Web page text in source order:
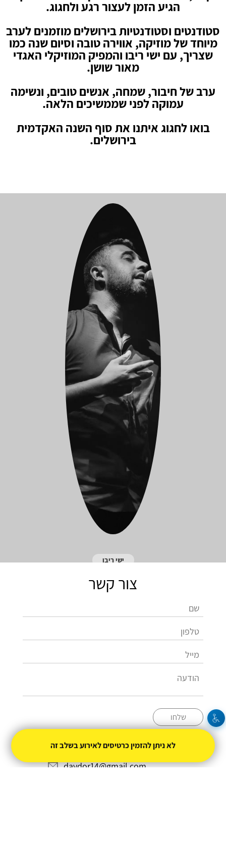
הגיע הזמן לעצור רגע ולחגוג.
סטודנטים וסטודנטיות בירושלים מוזמנים לערב
מיוחד של מוזיקה, אווירה טובה וסיום שנה כמו
שצריך, עם ישי ריבו והמפיק המוזיקלי האגדי
מאור שושן.
ערב של חיבור, שמחה, אנשים טובים, ונשימה
עמוקה לפני שממשיכים הלאה.
בואו לחגוג איתנו את סוף השנה האקדמית
בירושלים.
ישי ריבו
צור קשר
שלחו
054-7034315
davdor14@gmail.com
לא ניתן להזמין כרטיסים לאירוע בשלב זה